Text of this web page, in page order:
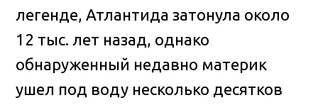
легенде, Атлантида затонула около
12 тыс. лет назад, однако
обнаруженный недавно материк
ушел под воду несколько десятков